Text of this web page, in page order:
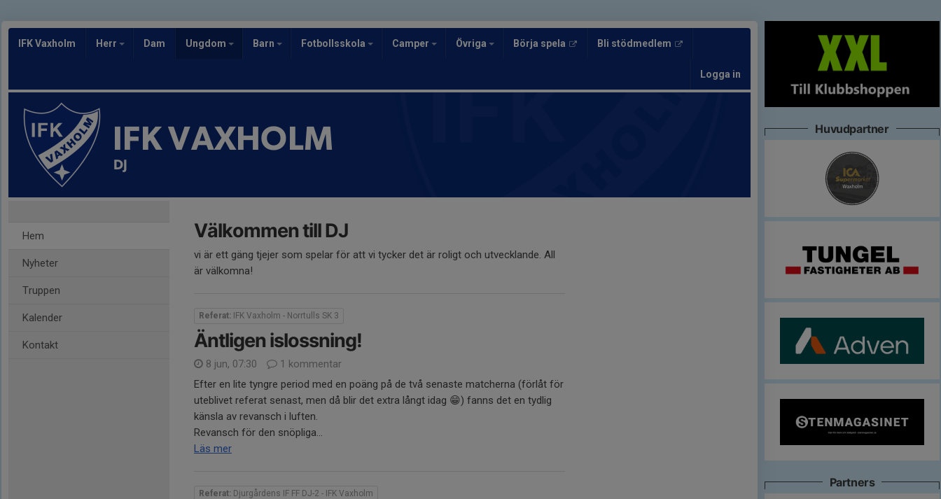
IFK Vaxholm Herr Dam Ungdom Barn Fotbollsskola Camper Övriga Börja spela Bli stödmedlem
Logga in
IFK VAXHOLM
DJ
Hem
Nyheter
Truppen
Kalender
Kontakt
Välkommen till DJ
vi är ett gäng tjejer som spelar för att vi tycker det är roligt och utvecklande. All
är välkomna!
Referat: IFK Vaxholm - Norrtulls SK 3
Äntligen islossning!
8 jun, 07:30
1 kommentar
Efter en lite tyngre period med en poäng på de två senaste matcherna (förlåt för
uteblivet referat senast, men då blir det extra långt idag 😁) fanns det en tydlig
känsla av revansch i luften.
Revansch för den snöpliga...
Läs mer
Referat: Djurgårdens IF FF DJ-2 - IFK Vaxholm
Huvudpartner
Partners